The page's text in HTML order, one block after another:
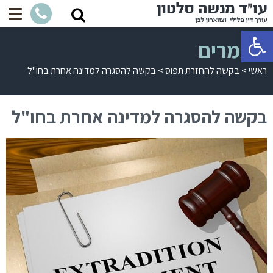
פתח סרגל נגישות
מאמרים
ראשי>בקשה להחזרת תפוס>בקשה להסגרה למדינה אחרת בחו"ל
בקשה להסגרה למדינה אחרת בחו"ל